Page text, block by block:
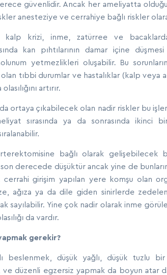
güvenlidir. Ancak her ameliyatta
anesteziye ve cerrahiye bağlı riskler
kalp krizi, inme, zatürree ve
kan pıhtılarının damar içine
yetmezlikleri oluşabilir. Bu
tıbbi durumlar ve hastalıklar (kalp veya
artırır.
ortaya çıkabilecek olan nadir riskler bu
sırasında ya da sonrasında ikinci
bağlı olarak gelişebilecek
son derecede düşüktür ancak yine de
cerrahi girişim yapılan yere komşu olan
ağıza ya da dile giden sinirlerde
sayılabilir. Yine çok nadir olarak inme
da vardır.
gerekir?
beslenmek, düşük yağlı, düşük tuzlu
düzenli egzersiz yapmak da boyun atar